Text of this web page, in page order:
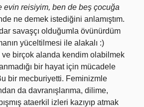
evin reisiyim, ben de beş çocuğa
ne demek istediğini anlamıştım.
savaşçı olduğumla övünürdüm
yüceltilmesi ile alakalı :)
birçok alanda kendim olabilmek
bir hayat için mücadele
bir mecburiyetti. Feminizmle
da davranışlarıma, dilime,
ataerkil izleri kazıyıp atmak